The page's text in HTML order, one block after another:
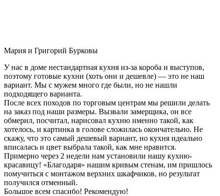
Мария и Григорий Бурковы
У нас в доме нестандартная кухня из-за короба и выступов,
поэтому готовые кухни (хоть они и дешевле) — это не наш
вариант. Мы с мужем много где были, но не нашли
подходящего варианта.
После всех походов по торговым центрам мы решили делать
на заказ под наши размеры. Вызвали замерщика, он все
обмерил, посчитал, нарисовал кухню именно такой, как
хотелось, и картинка в голове сложилась окончательно. Не
скажу, что это самый дешевый вариант, но кухня идеально
вписалась и цвет выбрала такой, как мне нравится.
Примерно через 2 недели нам установили нашу кухню-
красавицу! «Благодаря» нашим кривым стенам, им пришлось
помучиться с монтажом верхних шкафчиков, но результат
получился отменный.
Большое всем спасибо! Рекомендую!